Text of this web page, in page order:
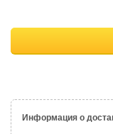
Информация о